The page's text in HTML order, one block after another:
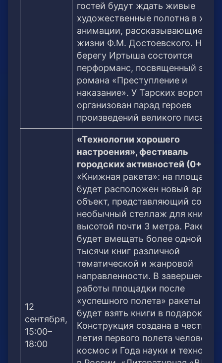
гостей будут ждать живые
художественные полотна в
анимации, рассказывающие о
жизни Ф.М. Достоевского. На
берегу Иртыша состоится
перформанс, посвященный
романа «Преступление и
наказание». У Тарских ворот
организован парад героев
произведений великого
12
сентября,
15:00–
18:00
«Технологии хорошего
настроения», фестиваль
городских активностей (0+)
«Книжная ракета»: на площадке
будет расположен новый арт-
объект, представляющий собой
необычный стеллаж для книг
высотой почти 3 метра. Ракета
будет вмещать более одной
тысячи книг различной
тематической и жанровой
направленности. В завершение
работы площадки после
«успешного полета» ракеты
будет взять книги в подарок.
Конструкция создана в честь
летия первого полета человека
космос и Года науки и